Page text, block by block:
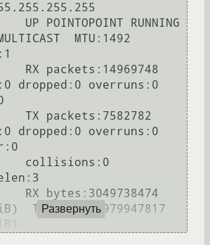
MTU:1492
dropped:0 overruns:0
dropped:0 overruns:0
TX bytes:1979947817
Развернуть